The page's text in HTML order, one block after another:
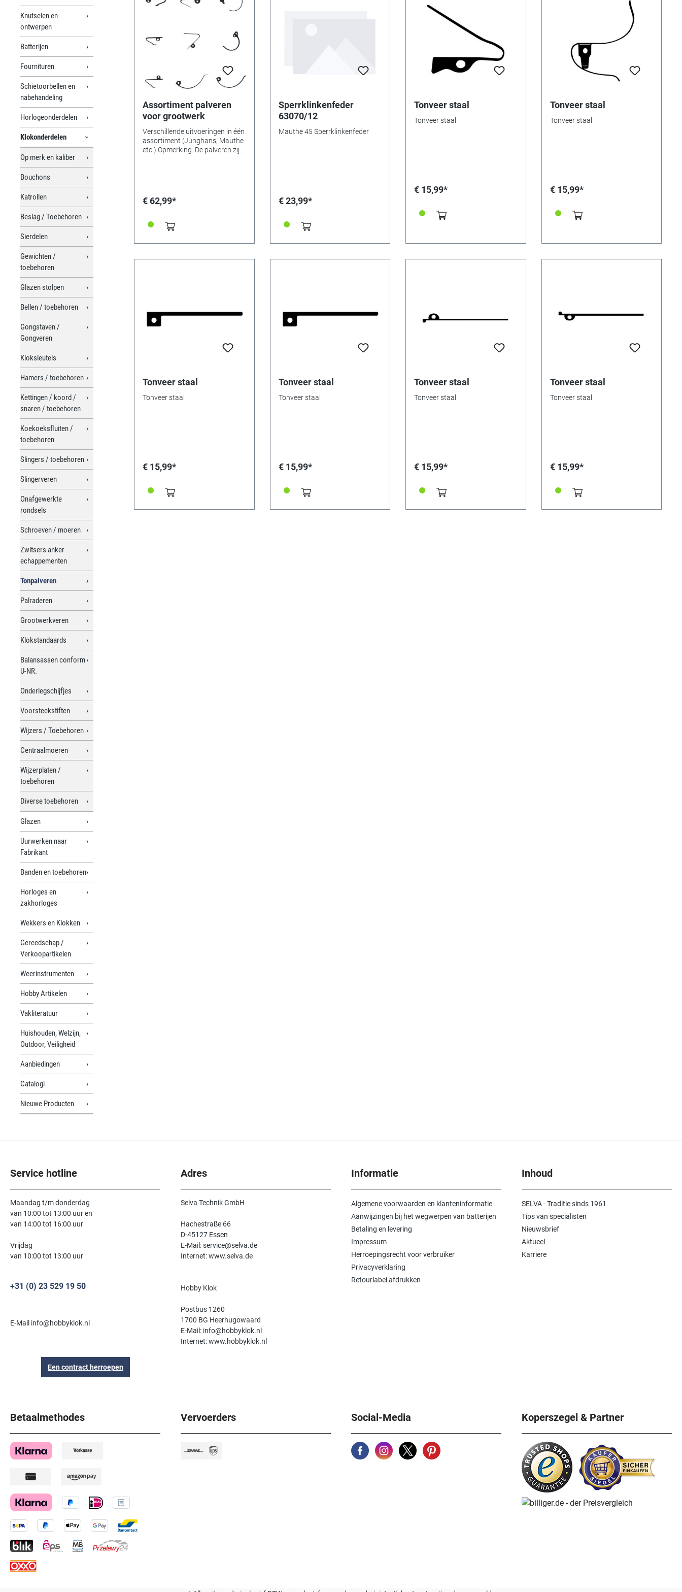
Knutselen en
ontwerpen
Batterijen
Fournituren
Schietoorbellen en
nabehandeling
Horlogeonderdelen
Klokonderdelen
Op merk en kaliber
Bouchons
Katrollen
Beslag / Toebehoren
Sierdelen
Gewichten /
toebehoren
Glazen stolpen
Bellen / toebehoren
Gongstaven /
Gongveren
Kloksleutels
Hamers / toebehoren
Kettingen / koord /
snaren / toebehoren
Koekoeksfluiten /
toebehoren
Slingers / toebehoren
Slingerveren
Onafgewerkte
rondsels
Schroeven / moeren
Zwitsers anker
echappementen
Tonpalveren
Palraderen
Grootwerkveren
Klokstandaards
Balansassen conform
U-NR.
Onderlegschijfjes
Voorsteekstiften
Wijzers / Toebehoren
Centraalmoeren
Wijzerplaten /
toebehoren
Diverse toebehoren
Glazen
Uurwerken naar
Fabrikant
Banden en toebehoren
Horloges en
zakhorloges
Wekkers en Klokken
Gereedschap /
Verkoopartikelen
Weerinstrumenten
Hobby Artikelen
Vakliteratuur
Huishouden, Welzijn,
Outdoor, Veiligheid
Aanbiedingen
Catalogi
Nieuwe Producten
Assortiment palveren
voor grootwerk
Verschillende uitvoeringen in één
assortiment (Junghans, Mauthe
etc.) Opmerking: De palveren zijn
€ 62,99*
Sperrklinkenfeder
63070/12
Mauthe 45 Sperrklinkenfeder
€ 23,99*
Tonveer staal
Tonveer staal
€ 15,99*
Tonveer staal
Tonveer staal
€ 15,99*
Tonveer staal
Tonveer staal
€ 15,99*
Tonveer staal
Tonveer staal
€ 15,99*
Tonveer staal
Tonveer staal
€ 15,99*
Tonveer staal
Tonveer staal
€ 15,99*
Service hotline
Maandag t/m donderdag
van 10:00 tot 13:00 uur en
van 14:00 tot 16:00 uur
Vrijdag
van 10:00 tot 13:00 uur
+31 (0) 23 529 19 50
E-Mail info@hobbyklok.nl
Een contract herroepen
Adres
Selva Technik GmbH
Hachestraße 66
D-45127 Essen
E-Mail: service@selva.de
Internet: www.selva.de
Hobby Klok
Postbus 1260
1700 BG Heerhugowaard
E-Mail: info@hobbyklok.nl
Internet: www.hobbyklok.nl
Informatie
Algemene voorwaarden en klanteninformatie
Aanwijzingen bij het wegwerpen van batterijen
Betaling en levering
Impressum
Herroepingsrecht voor verbruiker
Privacyverklaring
Retourlabel afdrukken
Inhoud
SELVA - Traditie sinds 1961
Tips van specialisten
Nieuwsbrief
Aktueel
Karriere
Betaalmethodes Vervoerders Social-Media Koperszegel & Partner